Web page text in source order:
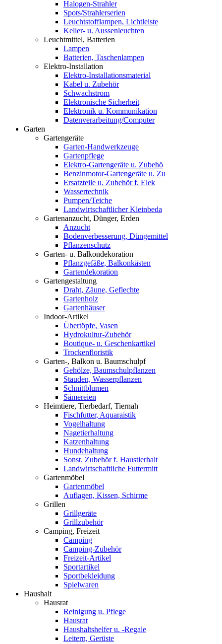
Halogen-Strahler
Spots/Strahlerserien
Leuchtstofflampen, Lichtleiste
Keller- u. Aussenleuchten
Leuchtmittel, Batterien
Lampen
Batterien, Taschenlampen
Elektro-Installation
Elektro-Installationsmaterial
Kabel u. Zubehör
Schwachstrom
Elektronische Sicherheit
Elektronik u. Kommunikation
Datenverarbeitung/Computer
Garten
Gartengeräte
Garten-Handwerkzeuge
Gartenpflege
Elektro-Gartengeräte u. Zubehö
Benzinmotor-Gartengeräte u. Zu
Ersatzteile u. Zubehör f. Elek
Wassertechnik
Pumpen/Teiche
Landwirtschaftlicher Kleinbeda
Gartenanzucht, Dünger, Erden
Anzucht
Bodenverbesserung, Düngemittel
Pflanzenschutz
Garten- u. Balkondekoration
Pflanzgefäße, Balkonkästen
Gartendekoration
Gartengestaltung
Draht, Zäune, Geflechte
Gartenholz
Gartenhäuser
Indoor-Artikel
Übertöpfe, Vasen
Hydrokultur-Zubehör
Boutique- u. Geschenkartikel
Trockenfloristik
Garten-, Balkon u. Baumschulpf
Gehölze, Baumschulpflanzen
Stauden, Wasserpflanzen
Schnittblumen
Sämereien
Heimtiere, Tierbedarf, Tiernah
Fischfutter, Aquaraistik
Vogelhaltung
Nagetierhaltung
Katzenhaltung
Hundehaltung
Sonst. Zubehör f. Haustierhalt
Landwirtschaftliche Futtermitt
Gartenmöbel
Gartenmöbel
Auflagen, Kissen, Schirme
Grillen
Grillgeräte
Grillzubehör
Camping, Freizeit
Camping
Camping-Zubehör
Freizeit-Artikel
Sportartikel
Sportbekleidung
Spielwaren
Haushalt
Hausrat
Reinigung u. Pflege
Hausrat
Haushaltshelfer u. -Regale
Leitern, Gerüste